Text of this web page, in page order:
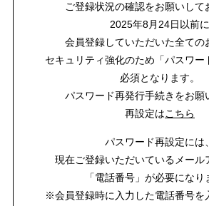
ご登録状況の確認をお願いして
2025年8月24日以前に
会員登録していただいた全ての
セキュリティ強化のため「パスワー
必須となります。
パスワード再発行手続きをお願
再設定はこちら
パスワード再設定には、
現在ご登録いただいているメール
「電話番号」が必要になり
※会員登録時に入力した電話番号を